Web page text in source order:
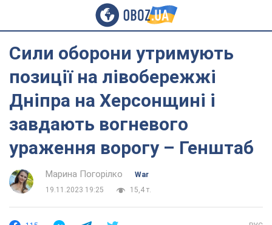
Сили оборони утримують
позиції на лівобережжі
Дніпра на Херсонщині і
завдають вогневого
ураження ворогу – Генштаб
Марина Погорілко
War
19.11.2023 19:25
15,4 т.